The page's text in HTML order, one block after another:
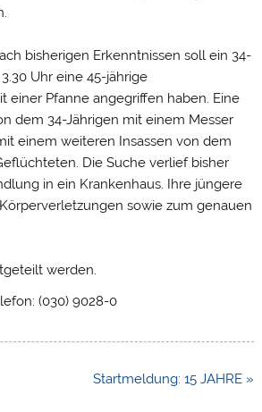
bisherigen Erkenntnissen soll ein 34-
Uhr eine 45-jährige
einer Pfanne angegriffen haben. Eine
dem 34-Jährigen mit einem Messer
einem weiteren Insassen von dem
Die Suche verlief bisher
in ein Krankenhaus. Ihre jüngere
sowie zum genauen
werden.
(030) 9028-0
Startmeldung: 15 JAHRE »